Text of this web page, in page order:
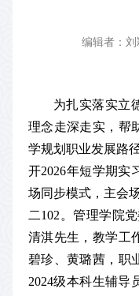
编辑者：
为扎实落实立
理念走深走实，帮
学规划职业发展路
开2026年短学期实
场同步模式，主会
二102。管理学院
清淇先生，教学工
碧珍、黄璐茜，职
2024级本科生辅导